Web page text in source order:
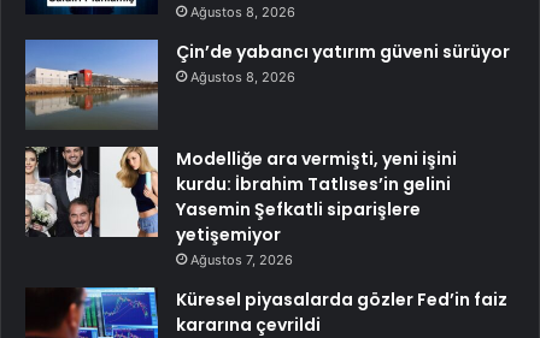
Ağustos 8, 2026
Çin’de yabancı yatırım güveni sürüyor
Ağustos 8, 2026
Modelliğe ara vermişti, yeni işini
kurdu: İbrahim Tatlıses’in gelini
Yasemin Şefkatli siparişlere
yetişemiyor
Ağustos 7, 2026
Küresel piyasalarda gözler Fed’in faiz
kararına çevrildi